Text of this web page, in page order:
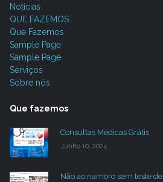
Noticias
QUE FAZEMOS
Que Fazemos
Sample Page
Sample Page
Serviços
Sobre nós
Que fazemos
Consultas Médicas Grátis
Junho 10, 2024
Não ao namoro sem teste